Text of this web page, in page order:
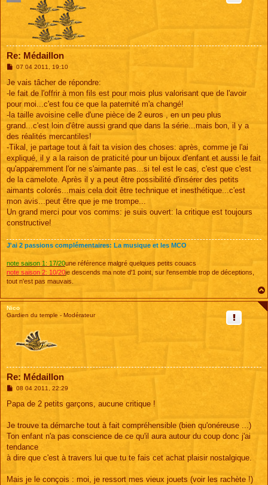
Re: Médaillon
M
s
a
g
07 04 2011, 19:10
Je vais tâcher de répondre:
-le fait de l'offrir à mon fils est pour mois plus valorisant que de l'avoir
pour moi...c'est fou ce que la paternité m'a changé!
-la taille avoisine celle d'une pièce de 2 euros , en un peu plus
grand...c'est loin d'être aussi grand que dans la série...mais bon, il y a
des réalités mercantiles!
-Tikal, je partage tout à fait ta vision des choses: après, comme je l'ai
expliqué, il y a la raison de praticité pour un bijoux d'enfant et aussi le fait
qu'apparemment l'or ne s'aimante pas...si tel est le cas, c'est que c'est
de la camelote. Après il y a peut être possibilité d'insérer des petits
aimants colorés...mais cela doit être technique et inesthétique...c'est
mon avis...peut être que je me trompe...
Un grand merci pour vos comms: je suis ouvert: la critique est toujours
constructive!
J'ai 2 passions complémentaires: La musique et les MCO
note saison 1: 17/20une référence malgré quelques petits couacs
note saison 2: 10/20je descends ma note d'1 point, sur l'ensemble trop de déceptions,
tout n'est pas mauvais.
Nico
Gardien du temple - Modérateur
Re: Médaillon
M
s
s
g
08 04 2011, 22:29
Papa de 2 petits garçons, aucune critique !
Je trouve ta démarche tout à fait compréhensible (bien qu'onéreuse ...)
Ton enfant n'a pas conscience de ce qu'il aura autour du coup donc j'ai
tendance
à dire que c'est à travers lui que tu te fais cet achat plaisir nostalgique.
Mais je le conçois : moi, je ressort mes vieux jouets (voir les rachète !)